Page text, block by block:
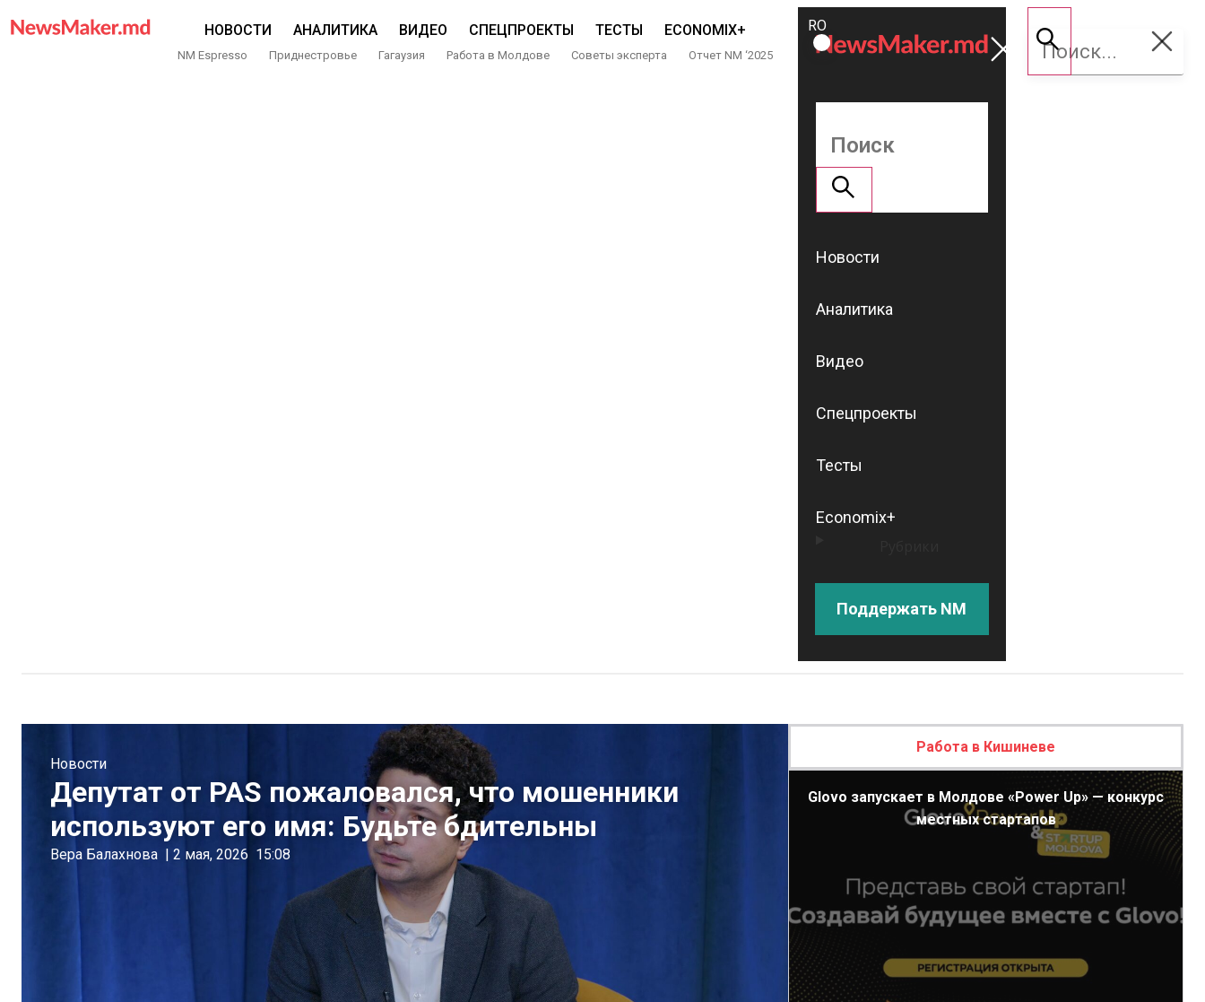
НОВОСТИ АНАЛИТИКА ВИДЕО СПЕЦПРОЕКТЫ ТЕСТЫ ECONOMIX+
NM Espresso Приднестровье Гагаузия Работа в Молдове Советы эксперта Отчет NM ‘2025
ROMÂNĂ
RU
Поддержать
NM
Новости
Аналитика
Видео
Спецпроекты
Тесты
Economix+
Поддержать NM
Новости
Депутат от PAS пожаловался, что мошенники
используют его имя: Будьте бдительны
Вера Балахнова | 2 мая, 2026 15:08
Работа в Кишиневе
Glovo запускает в Молдове «Power Up» — конкурс
местных стартапов